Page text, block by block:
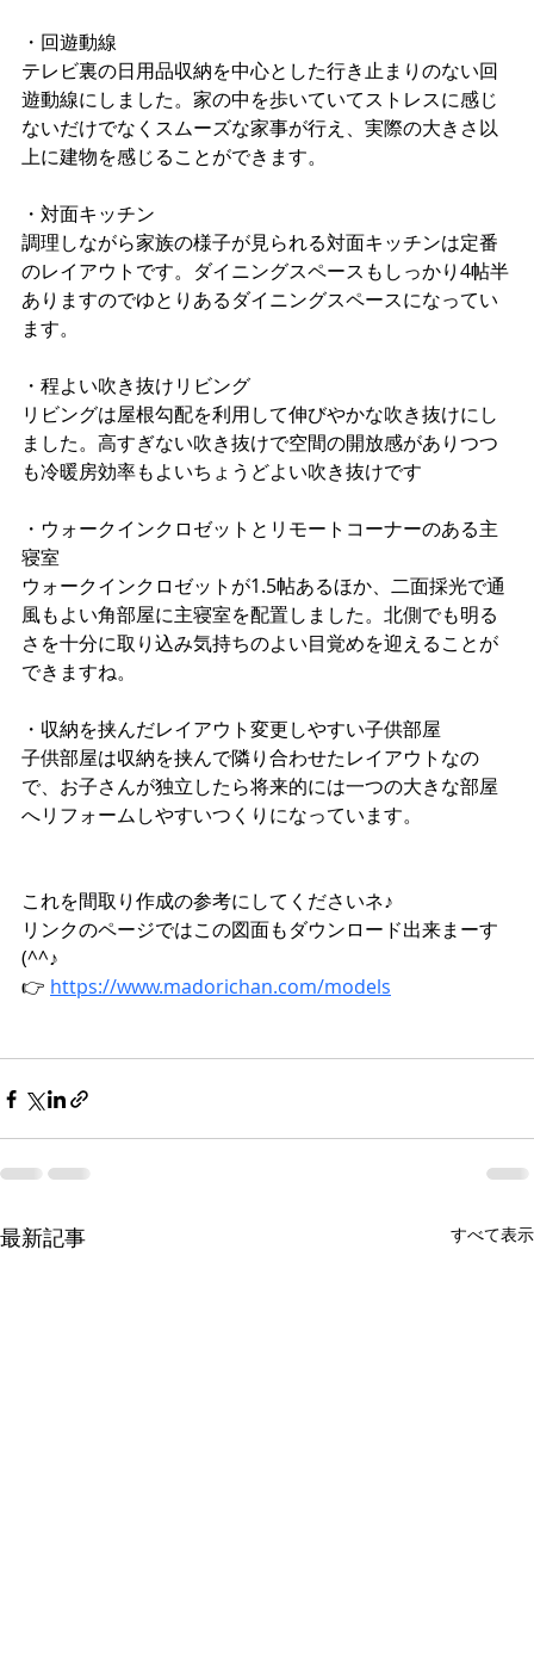
・回遊動線
テレビ裏の日用品収納を中心とした行き止まりのない回
遊動線にしました。家の中を歩いていてストレスに感じ
ないだけでなくスムーズな家事が行え、実際の大きさ以
上に建物を感じることができます。
・対面キッチン
調理しながら家族の様子が見られる対面キッチンは定番
のレイアウトです。ダイニングスペースもしっかり4帖半
ありますのでゆとりあるダイニングスペースになってい
ます。
・程よい吹き抜けリビング
リビングは屋根勾配を利用して伸びやかな吹き抜けにし
ました。高すぎない吹き抜けで空間の開放感がありつつ
も冷暖房効率もよいちょうどよい吹き抜けです
・ウォークインクロゼットとリモートコーナーのある主
寝室
ウォークインクロゼットが1.5帖あるほか、二面採光で通
風もよい角部屋に主寝室を配置しました。北側でも明る
さを十分に取り込み気持ちのよい目覚めを迎えることが
できますね。
・収納を挟んだレイアウト変更しやすい子供部屋
子供部屋は収納を挟んで隣り合わせたレイアウトなの
で、お子さんが独立したら将来的には一つの大きな部屋
へリフォームしやすいつくりになっています。
これを間取り作成の参考にしてくださいネ♪
リンクのページではこの図面もダウンロード出来まーす
(^^♪
👉 https://www.madorichan.com/models
最新記事 すべて表示